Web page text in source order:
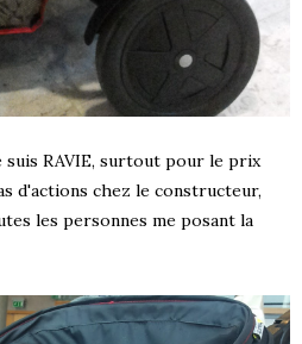
suis RAVIE, surtout pour le prix
d'actions chez le constructeur,
les personnes me posant la